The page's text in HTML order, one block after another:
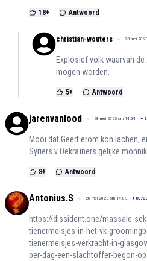
18+ Antwoord
christian-wouters 29 mei
Explosief volk waarvan
mogen worden.
5+ Antwoord
jarenvanlood 28 mei 2023 om 14:34 +
Mooi dat Geert erom kon lachen,
Syriërs v Oekraïners gelijke
8+ Antwoord
Antonius.S 28 mei 2023 om 14:09 + 83733
https://dissident.one/massale-
tienermeisjes-in-het-vk-
tienermeisjes-verkracht-in-
per-dag-een-slachtoffer-begon-